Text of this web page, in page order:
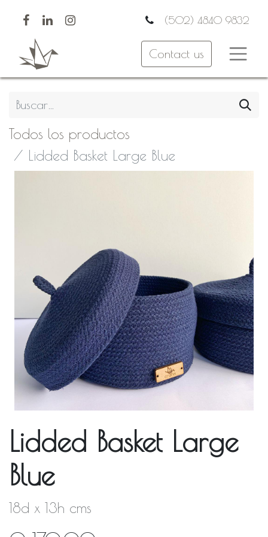
(502) 4840 9832
Contact us
Todos los productos
Lidded Basket Large Blue
Lidded Basket Large
Blue
18d x 13h cms